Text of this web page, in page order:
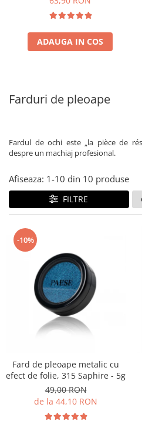
ADAUGA IN COS
Farduri de pleoape
Fardul de ochi este „la pièce de
despre un machiaj profesional.
Afiseaza: 1-10 din 10 produse
FILTRE
-10%
Fard de pleoape metalic cu
efect de folie, 315 Saphire - 5g
49,00 RON
de la 44,10 RON